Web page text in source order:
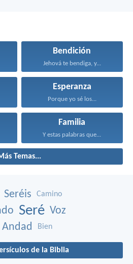
Bendición
Jehová te bendiga, y...
Esperanza
Porque yo sé los...
Familia
Y estas palabras que...
Temas...
Seréis Camino
Seré Voz
Andad Bien
de la Biblia